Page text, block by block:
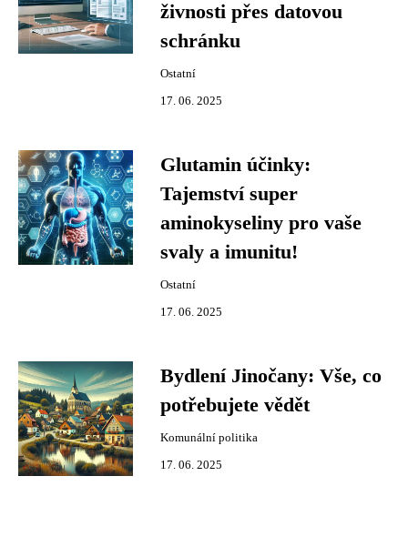
živnosti přes datovou
schránku
Ostatní
17. 06. 2025
Glutamin účinky:
Tajemství super
aminokyseliny pro vaše
svaly a imunitu!
Ostatní
17. 06. 2025
Bydlení Jinočany: Vše, co
potřebujete vědět
Komunální politika
17. 06. 2025